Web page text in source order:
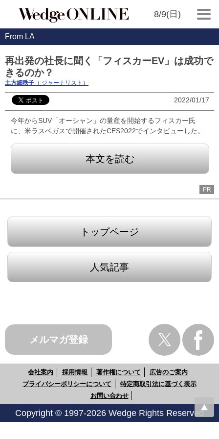
8/9(日)
From LA
再出発の社長に聞く「フィスカーEV」は成功で
きるのか？
土方細秩子 （ ジャーナリスト）
2022/01/17
今年からSUV「オーシャン」の量産を開始するフィスカー氏
に、米ラスベガスで開催されたCES2022でインタビューした。
本文を読む
PR
トップページ
人気記事
メルマガ登録
会社案内 採用情報 著作権について
広告のご案内
プライバシーポリシーについて
特定商取引法に基づく表示
お問い合わせ
Copyright © 1997-2026 Wedge Rights Reserved